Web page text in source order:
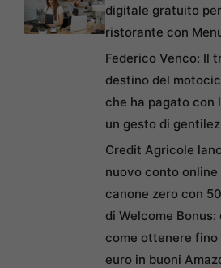
digitale gratuito
ristorante con
Federico Venco: Il
destino del
che ha pagato con
un gesto di
Credit Agricole
nuovo conto online
canone zero con
di Welcome Bonus:
come ottenere fino
euro in buoni